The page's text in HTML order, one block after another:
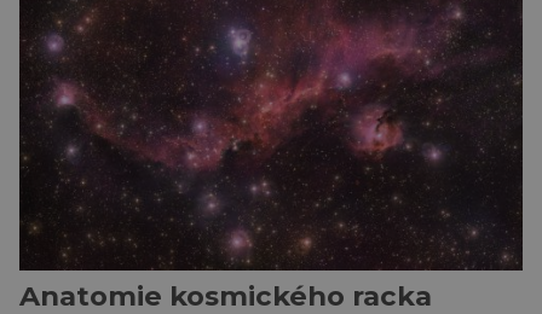
Anatomie kosmického racka